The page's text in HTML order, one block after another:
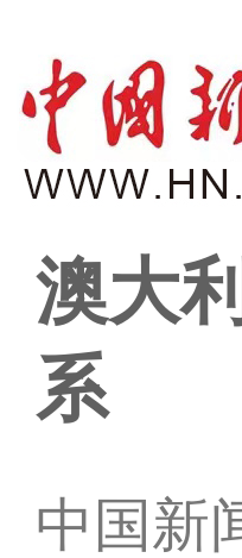
澳大
系
中国新